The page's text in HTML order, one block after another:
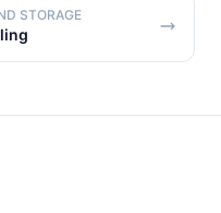
STORAGE